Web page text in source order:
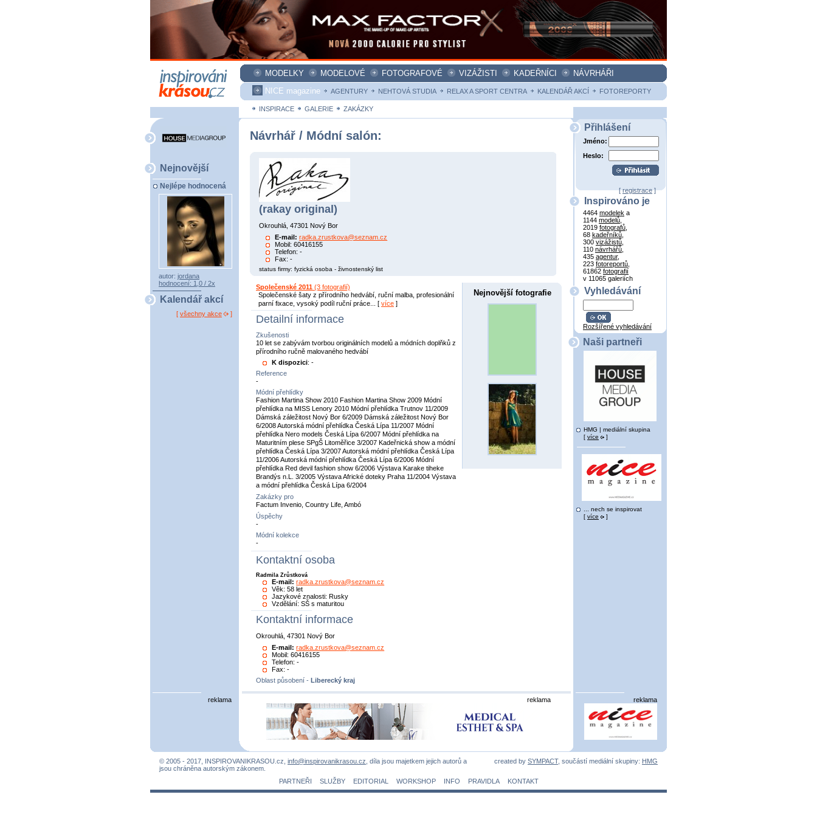
MODELKY MODELOVÉ FOTOGRAFOVÉ VIZÁŽISTI KADEŘNÍCI
NÁVRHÁŘI
NICE magazine
AGENTURY NEHTOVÁ STUDIA RELAX A SPORT CENTRA KALENDÁŘ AKCÍ FOTOREPORTY
INSPIRACE GALERIE ZAKÁZKY
Nejnovější
Nejlépe hodnocená
autor: jordana
hodnocení: 1,0 / 2x
Kalendář akcí
[ všechny akce ]
Návrhář / Módní salón:
(rakay original)
Okrouhlá, 47301 Nový Bor
E-mail:radka.zrustkova@seznam.cz
Mobil: 60416155
Telefon: -
Fax: -
status firmy: fyzická osoba - živnostenský list
Nejnovější fotografie
Společenské 2011 (3 fotografií)
Společenské šaty z přírodního hedvábí, ruční malba, profesionální
parní fixace, vysoký podíl ruční práce... [ více ]
Detailní informace
Zkušenosti
10 let se zabývám tvorbou originálních modelů a módních doplňků z
přírodního ručně malovaného hedvábí
K dispozici: -
Reference
-
Módní přehlídky
Fashion Martina Show 2010 Fashion Martina Show 2009 Módní
přehlídka na MISS Lenory 2010 Módní přehlídka Trutnov 11/2009
Dámská záležitost Nový Bor 6/2009 Dámská záležitost Nový Bor
6/2008 Autorská módní přehlídka Česká Lípa 11/2007 Módní
přehlídka Nero models Česká Lípa 6/2007 Módní přehlídka na
Maturitním plese SPgŠ Litoměřice 3/2007 Kadeřnická show a módní
přehlídka Česká Lípa 3/2007 Autorská módní přehlídka Česká Lípa
11/2006 Autorská módní přehlídka Česká Lípa 6/2006 Módní
přehlídka Red devil fashion show 6/2006 Výstava Karake tiheke
Brandýs n.L. 3/2005 Výstava Africké doteky Praha 11/2004 Výstava
a módní přehlídka Česká Lípa 6/2004
Zakázky pro
Factum Invenio, Country Life, Ambó
Úspěchy
-
Módní kolekce
-
Kontaktní osoba
Radmila Zrůstková
E-mail: radka.zrustkova@seznam.cz
Věk: 58 let
Jazykové znalosti: Rusky
Vzdělání: SŠ s maturitou
Kontaktní informace
Okrouhlá, 47301 Nový Bor
E-mail:radka.zrustkova@seznam.cz
Mobil: 60416155
Telefon: -
Fax: -
Oblast působení - Liberecký kraj
Přihlášení
Jméno:
Heslo:
[registrace]
Inspirováno je
4464 modelek a
1144 modelů
2019 fotografů
68 kadeřníků
300 vizážistů
110 návrhářů
435 agentur,
223 fotoreportů
61862 fotografií
v 11065 galeriích
Vyhledávání
Rozšířené vyhledávání
Naši partneři
HMG | mediální skupina
[ více ]
... nech se inspirovat
[ více ]
reklama reklama reklama
created by SYMPACT, součástí mediální skupiny: HMG
© 2005 - 2017, INSPIROVANIKRASOU.cz, info@inspirovanikrasou.cz , díla jsou majetkem jejich autorů a
jsou chráněna autorským zákonem.
PARTNEŘI
SLUŽBY EDITORIAL WORKSHOP INFO PRAVIDLA KONTAKT